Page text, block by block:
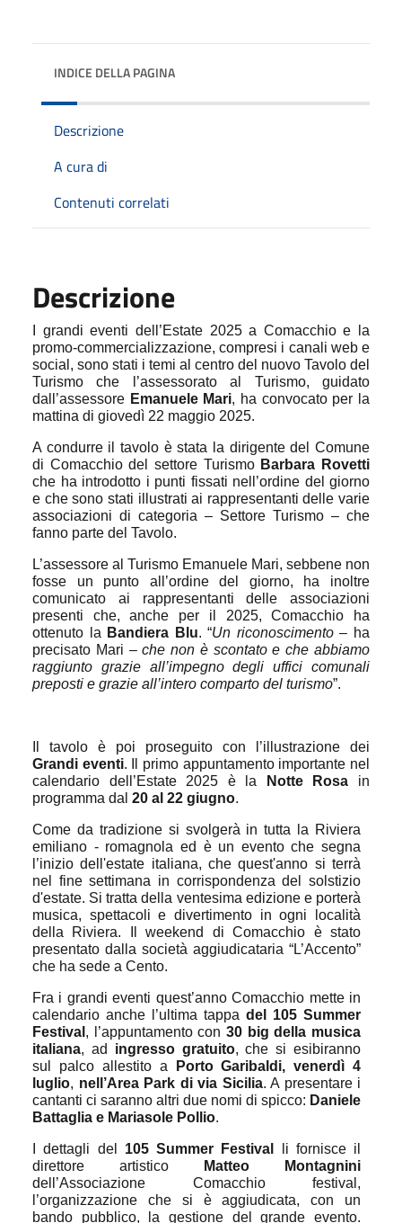
INDICE DELLA PAGINA
Descrizione
A cura di
Contenuti correlati
Descrizione
I grandi eventi dell’Estate 2025 a Comacchio e la
promo-commercializzazione, compresi i canali web e
social, sono stati i temi al centro del nuovo Tavolo del
Turismo che l’assessorato al Turismo, guidato
dall’assessore Emanuele Mari, ha convocato per la
mattina di giovedì 22 maggio 2025.
A condurre il tavolo è stata la dirigente del Comune
di Comacchio del settore Turismo Barbara Rovetti
che ha introdotto i punti fissati nell’ordine del giorno
e che sono stati illustrati ai rappresentanti delle varie
associazioni di categoria – Settore Turismo – che
fanno parte del Tavolo.
L’assessore al Turismo Emanuele Mari, sebbene non
fosse un punto all’ordine del giorno, ha inoltre
comunicato ai rappresentanti delle associazioni
presenti che, anche per il 2025, Comacchio ha
ottenuto la Bandiera Blu. “Un riconoscimento – ha
precisato Mari – che non è scontato e che abbiamo
raggiunto grazie all’impegno degli uffici comunali
preposti e grazie all’intero comparto del turismo”.
Il tavolo è poi proseguito con l’illustrazione dei
Grandi eventi. Il primo appuntamento importante nel
calendario dell’Estate 2025 è la
Notte Rosa in
programma dal 20 al 22 giugno.
Come da tradizione si svolgerà in tutta la Riviera
emiliano - romagnola ed è un evento che segna
l’inizio dell'estate italiana, che quest'anno si terrà
nel fine settimana in corrispondenza del solstizio
d'estate. Si tratta della ventesima edizione e porterà
musica, spettacoli e divertimento in ogni località
della Riviera. Il weekend di Comacchio è stato
presentato dalla società aggiudicataria “L’Accento”
che ha sede a Cento.
Fra i grandi eventi quest’anno Comacchio mette in
calendario anche l’ultima tappadel 105 Summer
Festival , l’appuntamento con30 big della musica
italiana, ad ingresso gratuito, che si esibiranno
sul palco allestito a
Porto Garibaldi, venerdì 4
luglio, nell’Area Park di via Sicilia. A presentare i
cantanti ci saranno altri due nomi di spicco: Daniele
Battaglia e Mariasole Pollio.
I dettagli del 105 Summer Festival
li fornisce il
direttore artistico
Matteo Montagnini
dell’Associazione Comacchio festival,
l’organizzazione che si è aggiudicata, con un
bando pubblico, la gestione del grande evento.